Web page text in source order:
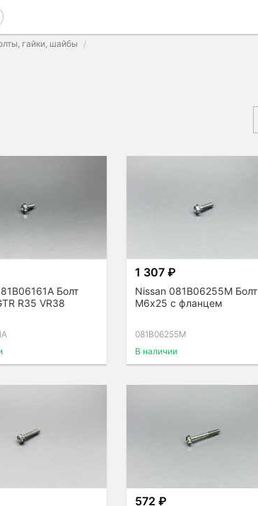
гайки, шайбы
Болт
R35 VR38
1 307 ₽
Nissan 081B06255M Болт
М6х25 с фланцем
081B06255M
В наличии
572 ₽